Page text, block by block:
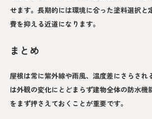
せます。長期的には環境に合った塗料選択と
費を抑える近道になります。
まとめ
屋根は常に紫外線や雨風、温度差にさらされ
は外観の変化にとどまらず建物全体の防水機
をまず押さえておくことが重要です。